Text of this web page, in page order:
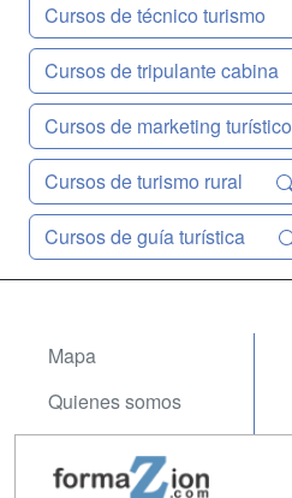
Cursos de técnico turismo
Cursos de tripulante cabina
Cursos de marketing turístico
Cursos de turismo rural
Cursos de guía turística
Mapa
Quienes somos